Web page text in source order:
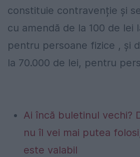
constituie contravenție și
cu amendă de la 100 de lei
pentru persoane fizice , și
la 70.000 de lei, pentru
Ai încă buletinul vechi?
nu îl vei mai putea
este valabil